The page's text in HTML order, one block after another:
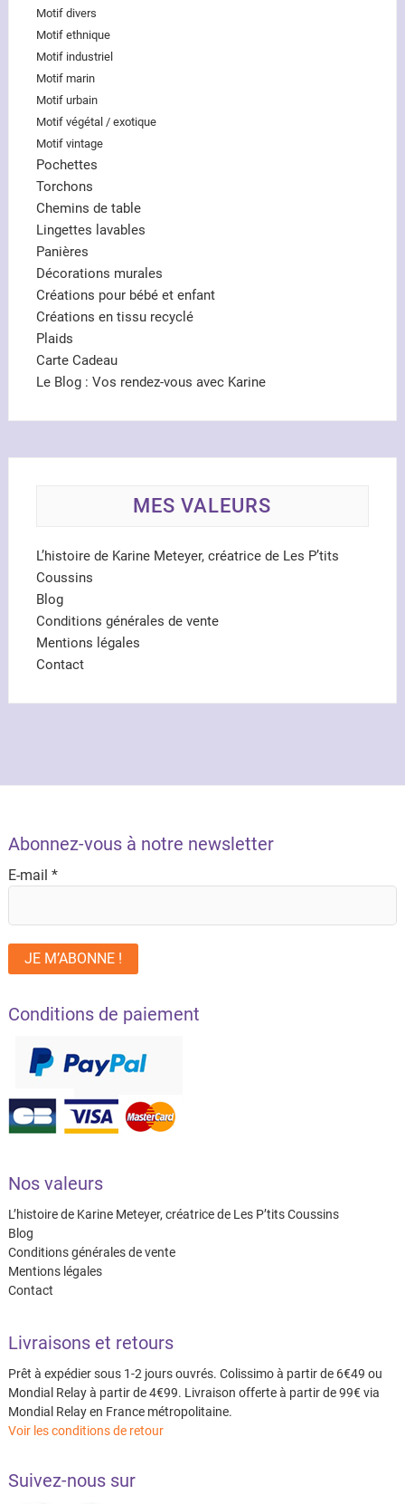
Motif divers
Motif ethnique
Motif industriel
Motif marin
Motif urbain
Motif végétal / exotique
Motif vintage
Pochettes
Torchons
Chemins de table
Lingettes lavables
Panières
Décorations murales
Créations pour bébé et enfant
Créations en tissu recyclé
Plaids
Carte Cadeau
Le Blog : Vos rendez-vous avec Karine
MES VALEURS
L’histoire de Karine Meteyer, créatrice de Les P’tits
Coussins
Blog
Conditions générales de vente
Mentions légales
Contact
Abonnez-vous à notre newsletter
E-mail *
Conditions de paiement
Nos valeurs
L’histoire de Karine Meteyer, créatrice de Les P’tits Coussins
Blog
Conditions générales de vente
Mentions légales
Contact
Livraisons et retours
Prêt à expédier sous 1-2 jours ouvrés. Colissimo à partir de 6€49 ou
Mondial Relay à partir de 4€99. Livraison offerte à partir de 99€ via
Mondial Relay en France métropolitaine.
Voir les conditions de retour
Suivez-nous sur